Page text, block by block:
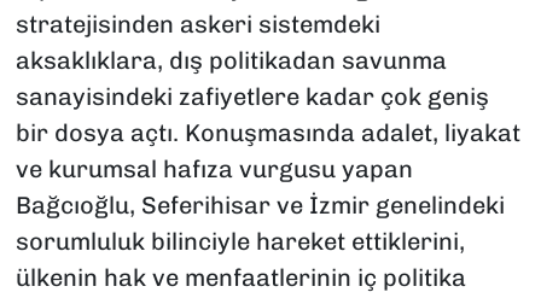
stratejisinden askeri sistemdeki
aksaklıklara, dış politikadan savunma
sanayisindeki zafiyetlere kadar çok geniş
bir dosya açtı. Konuşmasında adalet, liyakat
ve kurumsal hafıza vurgusu yapan
Bağcıoğlu, Seferihisar ve İzmir genelindeki
sorumluluk bilinciyle hareket ettiklerini,
ülkenin hak ve menfaatlerinin iç politika